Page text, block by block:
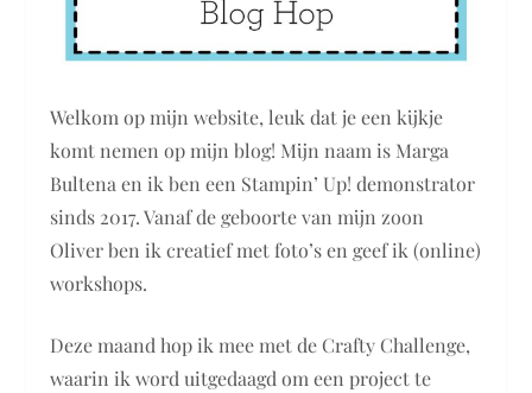
Welkom op mijn website, leuk dat je een kijkje
komt nemen op mijn blog! Mijn naam is Marga
Bultena en ik ben een Stampin’ Up! demonstrator
sinds 2017. Vanaf de geboorte van mijn zoon
Oliver ben ik creatief met foto’s en geef ik (online)
workshops.
Deze maand hop ik mee met de Crafty Challenge,
waarin ik word uitgedaagd om een project te